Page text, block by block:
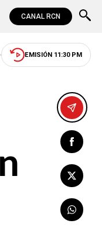
CANAL RCN
EMISIÓN 11:30 PM